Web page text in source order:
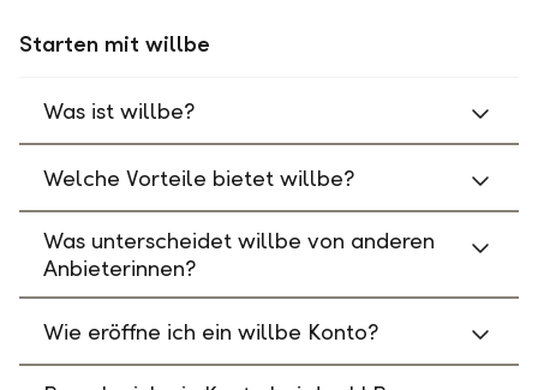
Starten mit willbe
Was ist willbe?
Welche Vorteile bietet willbe?
Was unterscheidet willbe von anderen
Anbieterinnen?
Wie eröffne ich ein willbe Konto?